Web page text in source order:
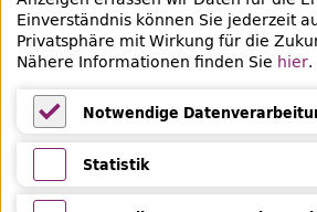
Eltern & Kinder
Ferien
Medientipps und Angebote
Einverständnis können Sie jederzeit
Privatsphäre mit Wirkung für die
Nähere Informationen finden Sie hier.
Notwendige
Notwendige
Statistik
Statistik